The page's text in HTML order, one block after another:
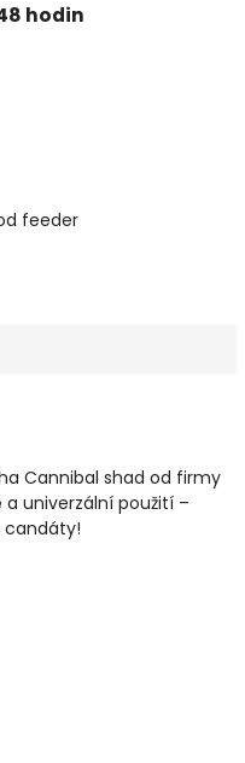
hodin
feeder
Cannibal shad od firmy
a univerzální použití –
candáty!